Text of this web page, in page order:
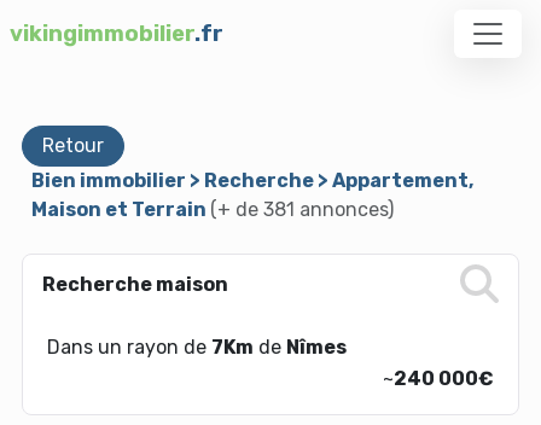
vikingimmobilier.fr
Retour
Bien immobilier > Recherche > Appartement,
Maison et Terrain (+ de 381 annonces)
Recherche maison
Dans un rayon de 7Km de Nîmes
~240 000€